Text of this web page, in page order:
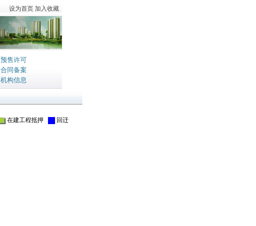
设为首页 加入收藏
预售许可
合同备案
机构信息
在建工程抵押 回迁